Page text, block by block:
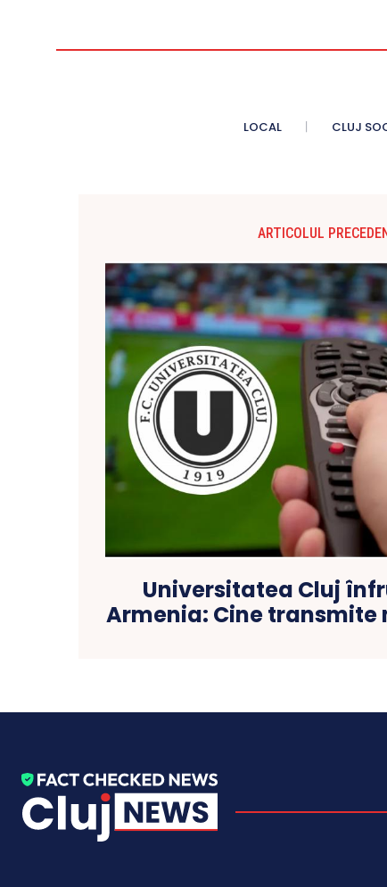
LOCAL CLUJ
ARTICOLUL
Universitatea Cluj
Armenia: Cine transmite